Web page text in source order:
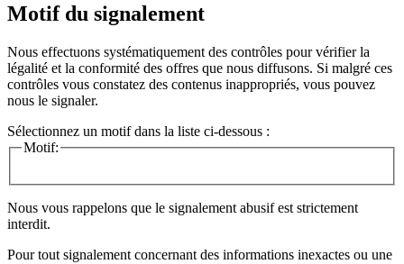
Motif du signalement
Nous effectuons systématiquement des contrôles pour vérifier la
légalité et la conformité des offres que nous diffusons. Si malgré ces
contrôles vous constatez des contenus inappropriés, vous pouvez
nous le signaler.
Sélectionnez un motif dans la liste ci-dessous :
Motif:
Nous vous rappelons que le signalement abusif est strictement
interdit.
Pour tout signalement concernant des informations inexactes ou une